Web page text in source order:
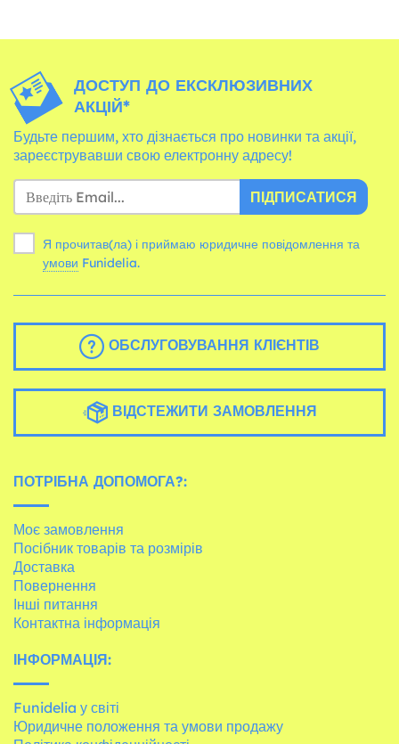
ДОСТУП ДО ЕКСКЛЮЗИВНИХ
АКЦІЙ*
Будьте першим, хто дізнається про новинки та акції,
зареєструвавши свою електронну адресу!
ПІДПИСАТИСЯ
Я прочитав(ла) і приймаю юридичне повідомлення та
умови Funidelia.
ОБСЛУГОВУВАННЯ КЛІЄНТІВ
ВІДСТЕЖИТИ ЗАМОВЛЕННЯ
ПОТРІБНА ДОПОМОГА?:
Моє замовлення
Посібник товарів та розмірів
Доставка
Повернення
Інші питання
Контактна інформація
ІНФОРМАЦІЯ:
Funidelia у світі
Юридичне положення та умови продажу